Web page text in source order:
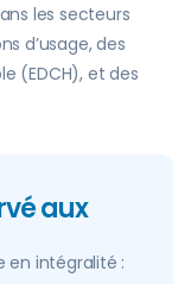
les secteurs
d’usage, des
(EDCH), et des
aux
en intégralité :